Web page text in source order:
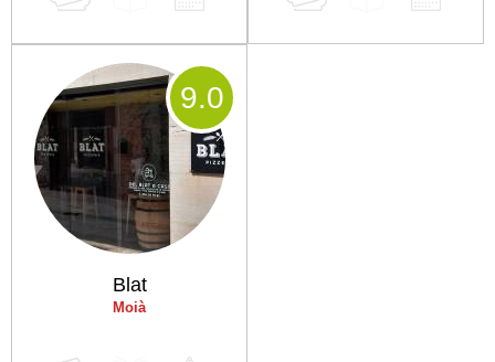
Blat
Moià
9.0